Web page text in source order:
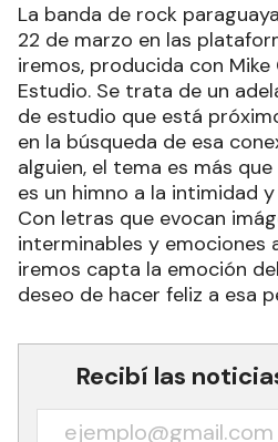
La banda de rock
22 de marzo en las
iremos, producida con Mike
Estudio. Se trata de un
de estudio que está
en la búsqueda de esa
alguien, el tema es más
es un himno a la intimidad
Con letras que evocan
interminables y emociones
iremos capta la emoción
deseo de hacer feliz a esa
Recibí las